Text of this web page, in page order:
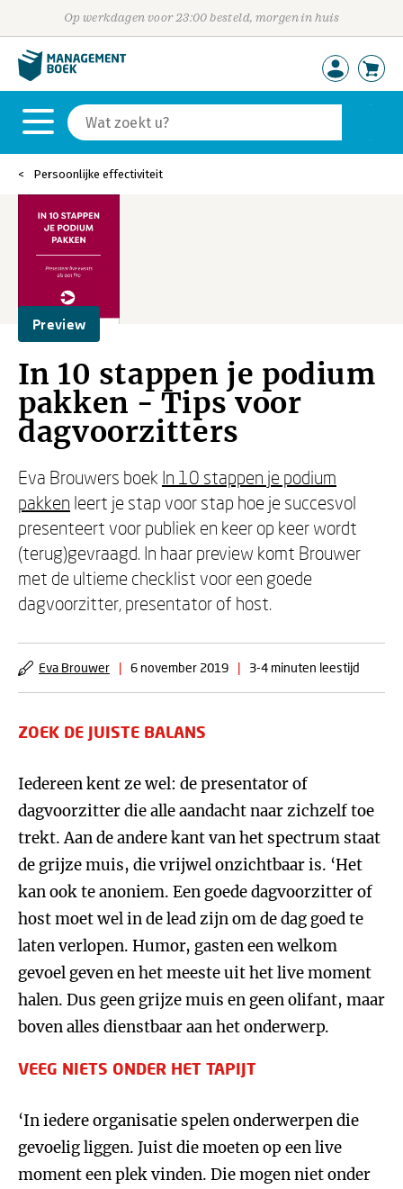
Op werkdagen voor 23:00 besteld, morgen in huis
Persoonlijke effectiviteit
Preview
In 10 stappen je podium
pakken - Tips voor
dagvoorzitters
Eva Brouwers boek In 10 stappen je podium
pakken leert je stap voor stap hoe je succesvol
presenteert voor publiek en keer op keer wordt
(terug)gevraagd. In haar preview komt Brouwer
met de ultieme checklist voor een goede
dagvoorzitter, presentator of host.
Eva Brouwer | 6 november 2019 | 3-4 minuten leestijd
ZOEK DE JUISTE BALANS
Iedereen kent ze wel: de presentator of
dagvoorzitter die alle aandacht naar zichzelf toe
trekt. Aan de andere kant van het spectrum staat
de grijze muis, die vrijwel onzichtbaar is. ‘Het
kan ook te anoniem. Een goede dagvoorzitter of
host moet wel in de lead zijn om de dag goed te
laten verlopen. Humor, gasten een welkom
gevoel geven en het meeste uit het live moment
halen. Dus geen grijze muis en geen olifant, maar
boven alles dienstbaar aan het onderwerp.
VEEG NIETS ONDER HET TAPIJT
‘In iedere organisatie spelen onderwerpen die
gevoelig liggen. Juist die moeten op een live
moment een plek vinden. Die mogen niet onder